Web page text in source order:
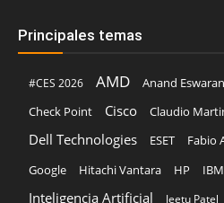
Principales temas
#CES 2026 AMD Anand Eswaran
Check Point
Cisco Claudio
Dell Technologies ESET Fabio
Google Hitachi Vantara HP IBM
Inteligencia Artificial Jeetu Patel